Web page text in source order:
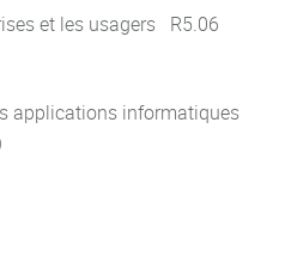
et les usagers R5.06
applications informatiques